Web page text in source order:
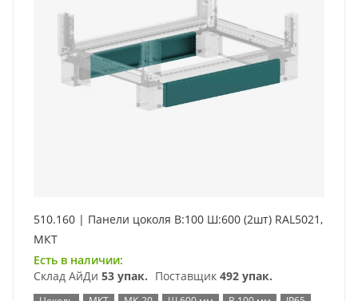
510.160 | Панели цоколя В:100 Ш:600 (2шт) RAL5021,
МКТ
Есть в наличии:
Склад АйДи 53 упак. Поставщик 492 упак.